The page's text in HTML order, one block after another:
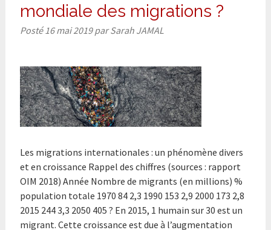
mondiale des migrations ?
Posté 16 mai 2019 par Sarah JAMAL
Les migrations internationales : un phénomène divers
et en croissance Rappel des chiffres (sources : rapport
OIM 2018) Année Nombre de migrants (en millions) %
population totale 1970 84 2,3 1990 153 2,9 2000 173 2,8
2015 244 3,3 2050 405 ? En 2015, 1 humain sur 30 est un
migrant. Cette croissance est due à l’augmentation